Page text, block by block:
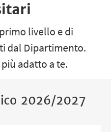
livello e di
dal Dipartimento.
adatto a te.
2026/2027